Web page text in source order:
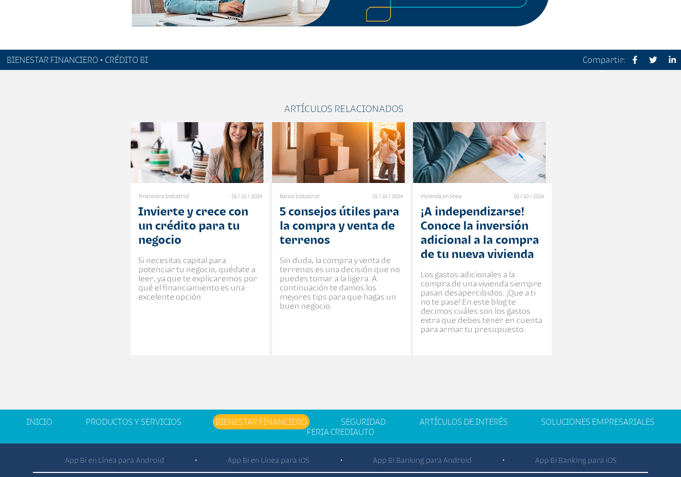
BIENESTAR FINANCIERO • CRÉDITO BI Compartir:
ARTÍCULOS RELACIONADOS
Financiera Industrial 01 / 10 / 2024
Invierte y crece con
un crédito para tu
negocio
Si necesitas capital para
potenciar tu negocio, quédate a
leer, ya que te explicaremos por
qué el financiamiento es una
excelente opción
Banco Industrial 01 / 10 / 2024
5 consejos útiles para
la compra y venta de
terrenos
Sin duda, la compra y venta de
terrenos es una decisión que no
puedes tomar a la ligera. A
continuación te damos los
mejores tips para que hagas un
buen negocio.
Vivienda en línea 01 / 10 / 2024
¡A independizarse!
Conoce la inversión
adicional a la compra
de tu nueva vivienda
Los gastos adicionales a la
compra de una vivienda siempre
pasan desapercibidos. ¡Que a ti
no te pase! En este blog te
decimos cuáles son los gastos
extra que debes tener en cuenta
para armar tu presupuesto.
INICIO PRODUCTOS Y SERVICIOS BIENESTAR FINANCIERO SEGURIDAD ARTÍCULOS DE INTERÉS
SOLUCIONES EMPRESARIALES
FERIA CREDIAUTO
App Bi en Línea para Android • App Bi en Línea para iOS • App Bi Banking para Android • App Bi Banking para iOS